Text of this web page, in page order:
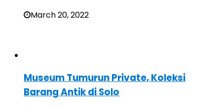
March 20, 2022
Museum Tumurun Private, Koleksi
Barang Antik di Solo